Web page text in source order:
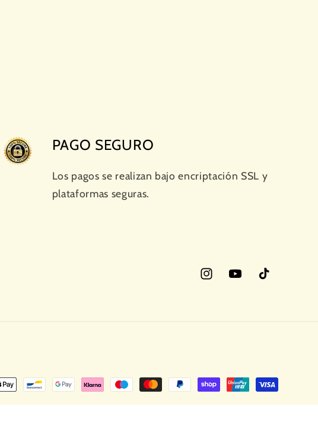
PAGO SEGURO
Los pagos se realizan bajo encriptación SSL y
plataformas seguras.
InstagramYouTubeTikTok